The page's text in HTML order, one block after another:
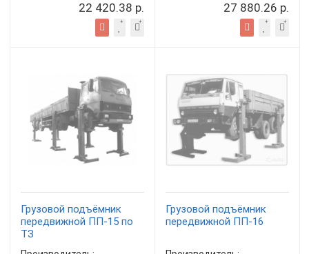
22 420.38 р. 27 880.26 р.
Грузовой подъёмник
передвижной ПП-15 по
ТЗ
Грузовой подъёмник
передвижной ПП-16